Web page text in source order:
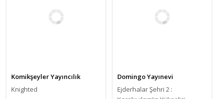
Komikşeyler Yayıncılık
Knighted
Domingo Yayınevi
Ejderhalar Şehri 2 :